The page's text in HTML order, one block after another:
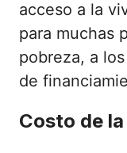
acceso a la
para muchas
pobreza, a
de
Costo de